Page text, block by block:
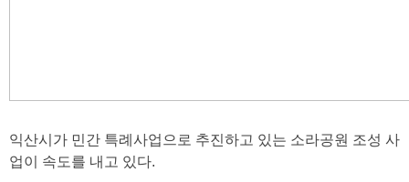
익산시가 민간 특례사업으로 추진하고 있는 소라공원 조성 사
업이 속도를 내고 있다.